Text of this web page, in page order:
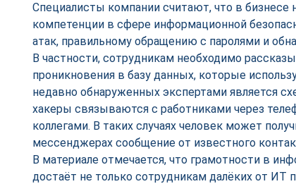
Специалисты компании считают, что в
компетенции в сфере информационной
атак, правильному обращению с паролями и
В частности, сотрудникам необходимо
проникновения в базу данных, которые
недавно обнаруженных экспертами является
хакеры связываются с работниками через
коллегами. В таких случаях человек может
мессенджерах сообщение от известного
В материале отмечается, что грамотности в
достаёт не только сотрудникам далёких от ИТ